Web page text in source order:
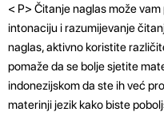
< P> Čitanje naglas može
intonaciju i razumijevanje
naglas, aktivno koristite
pomaže da se bolje sjetite
indonezijskom da ste ih već
materinji jezik kako biste